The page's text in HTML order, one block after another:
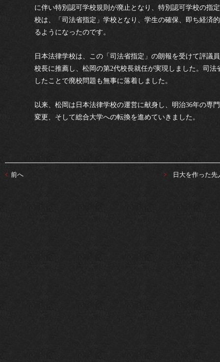
に伴い特別認可学校規則が廃止となり、特別認可学校の指
校は、「司法省指定」学校となり、学生の確保、即ち経済
るようになったのです。
日本法律学校は、この「司法省指定」の朗報を受けて評議
校長に推薦し、松岡の第2代校長就任が実現しました。司
したことで廃校問題も無事に落着しました。
以来、松岡は日本法律学校の運営に献身し、明治36年の専
変更、そして総合大学への転換を進めていきました。
前へ 日大を作った